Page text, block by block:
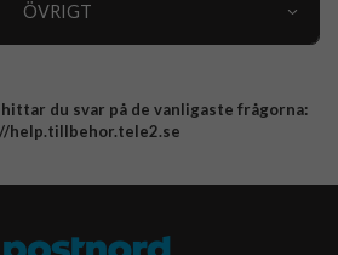
ÖVRIGT
du svar på de vanligaste frågorna:
help.tillbehor.tele2.se